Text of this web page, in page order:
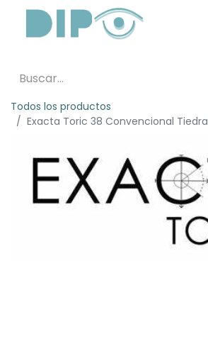
Todos los productos
Exacta Toric 38 Convencional Tiedra